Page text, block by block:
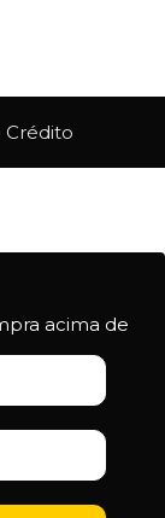
acima de